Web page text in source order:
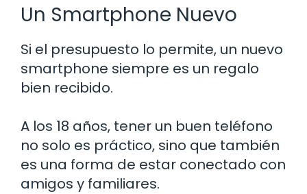
Un Smartphone Nuevo
Si el presupuesto lo permite, un nuevo
smartphone siempre es un regalo
bien recibido.
A los 18 años, tener un buen teléfono
no solo es práctico, sino que también
es una forma de estar conectado con
amigos y familiares.